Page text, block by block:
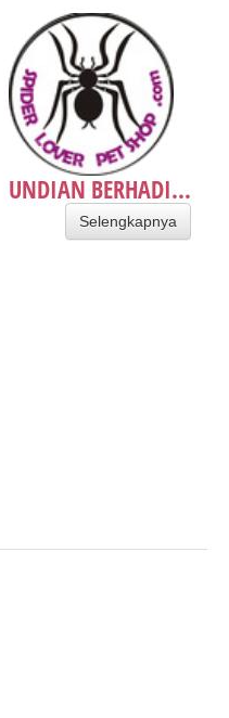
UNDIAN BERHADI...
Selengkapnya